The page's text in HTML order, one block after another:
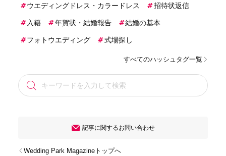
ウエディングドレス・カラードレス 招待状返信
入籍 年賀状・結婚報告 結婚の基本
フォトウエディング 式場探し
すべてのハッシュタグ一覧
記事に関するお問い合わせ
Wedding Park Magazineトップへ